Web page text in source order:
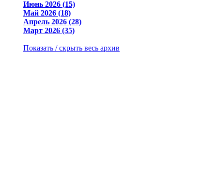
Июнь 2026 (15)
Май 2026 (18)
Апрель 2026 (28)
Март 2026 (35)
Показать / скрыть весь архив